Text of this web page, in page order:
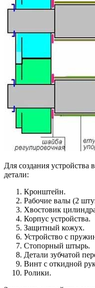
Для создания устройства
детали:
Кронштейн.
Рабочие валы (2
Хвостовик
Корпус устройства.
Защитный кожух.
Устройство с
Стопорный штырь.
Детали зубчатой
Винт с откидной
Ролики.